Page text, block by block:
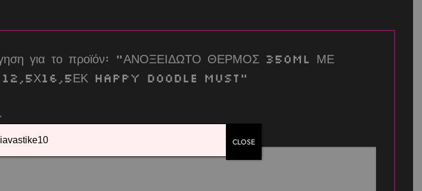
για το προϊόν: “ΑΝΟΞΕΙΔΩΤΟ ΘΕΡΜΟΣ 350ML ΜΕ
HAPPY DOODLE MUST”
CLOSE